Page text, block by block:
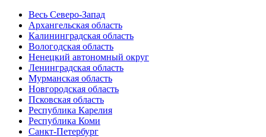
Весь Северо-Запад
Архангельская область
Калининградская область
Вологодская область
Ненецкий автономный округ
Ленинградская область
Мурманская область
Новгородская область
Псковская область
Республика Карелия
Республика Коми
Санкт-Петербург